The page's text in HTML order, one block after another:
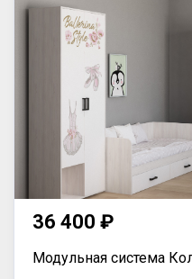
36 400 ₽
Модульная система